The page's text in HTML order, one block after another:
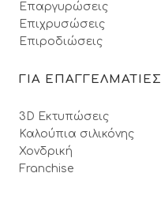
Επαργυρώσεις
Επιχρυσώσεις
Επιροδιώσεις
ΓΙΑ ΕΠΑΓΓΕΛΜΑΤΙΕΣ
3D Εκτυπώσεις
Καλούπια σιλικόνης
Χονδρική
Franchise